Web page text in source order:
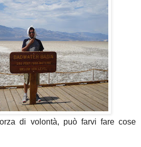
di volontà, può farvi fare cose